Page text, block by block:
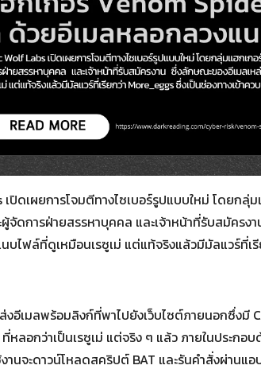
Search
for:
ปิดเผยการโจมตีทางไซเบอร์รูปแบบใหม่ โดยกลุ่
จัดการฝ่ายสรรหาบุคคล และเจ้าหน้าที่รับสมัคร
ไฟล์ที่ดูเหมือนเรซูเม่ แต่แท้จริงแล้วมีมัลแวร์ที่เ
อีเมลพร้อมลิงก์ที่พาไปยังเว็บไซต์ภายนอกซึ่งมี
ลอกว่าเป็นเรซูเม่ แต่จริง ๆ แล้ว ภายในประกอ
านจะดาวน์โหลดสคริปต์ BAT และรันคำสั่งผ่าน